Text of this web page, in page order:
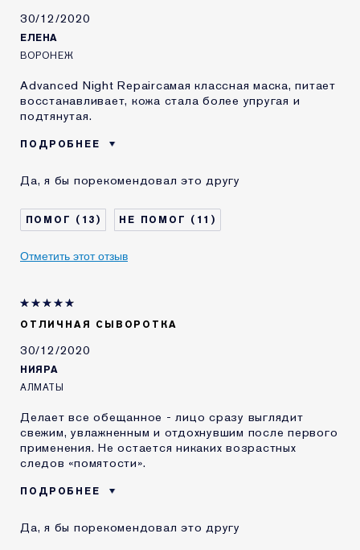
E-List
30/12/2020
ЕЛЕНА
ВОРОНЕЖ
Advanced Night Repairсамая классная маска, питает
восстанавливает, кожа стала более упругая и
подтянутая.
ПОДРОБНЕЕ
Тип кожи
Нормальная / комбинированная
Проблема кожи
Выравнивание тона
КАК ДАВНО ВЫ
КОМЕТИКОЙ ESTEE
1-2 года
миниатюру этого
продукта
Да, я бы порекомендовал это другу
13 11
Отметить этот отзыв
ОТЛИЧНАЯ СЫВОРОТКА
30/12/2020
НИЯРА
АЛМАТЫ
Делает все обещанное - лицо сразу выглядит
свежим, увлажненным и отдохнувшим после первого
применения. Не остается никаких возрастных
следов «помятости».
ПОДРОБНЕЕ
Тип кожи
Нормальная / комбинированная
Да, я бы порекомендовал это другу